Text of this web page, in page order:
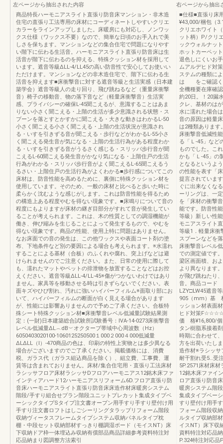
左ページから抽出された内容
商品特長ハーモニアスライト直張り防音床マンション・非木造
住宅の直張り工法専用の床材にコーディネートしやすいクリエ
カラーをラインアップしました。床暖房にも対応し、ノンワッ
クス仕様（ワックス不要）なので、簡単な日頃のお手入れで美
しさを保ちます。マンションなどの集合住宅で問題になりやす
い階下に伝わる生活音。ハーモニアスライト直張り防音床は生
活音が階下に伝わるのを抑える、特殊クッション材を採用して
います。遮音等級ΔLL-4/LL45の高い防音性で安心してお使いい
ただけます。マンションなどの非木造住宅で、階下に伝わる生
活音を抑えます■床衝撃音に対する遮音等級と生活実感（日本建
築学会）遮音等級人の走り回り、飛び跳ねるなど（重量床衝撃
音）椅子の移動音、物の落下音など（軽量床衝撃音）生活実
感、プライバシーの確保L-45聞こえるが、意識することはあま
りない小さく聞こえる・上階の生活が多少意識される状態・ス
プーンを落とすとかすかに聞こえる・大きな動きはわかるL-50
小さく聞こえる小さく聞こえる・上階の生活状況が意識され
る・いすを引きずる音が聞こえる・歩行などがわかるL-55小さ
く聞こえる発生音が気になる・上階の生活行為がある程度わか
る・いすを引きずる音がうるさく感じる・スリッパ歩行音が聞
こえるL-60聞こえる発生音がかなり気になる・上階住戸の生活
行為がわかる・スリッパ歩行音がよく聞こえるL-65聞こえるう
るさい・上階住戸の生活行為がよくわかる■歩行感についてこの
床材は、防音性能を高めるために、裏側に特殊クッション材を
使用しています。そのため、一般の床材と比べると歩いた時に
柔らかく沈むような感じがします。これは防音性能を得るため
の構造上ある程度やむを得ない現象です。■床鳴りについて音の
程度にもよりますが床材の継ぎ目部分がすれて音が発生してい
ることが考えられます。これは、木の性質としての調湿機能が
働き、伸び縮みを生じることによって発生するもので、やむを
得ない現象です。商品の性能、使用上特に問題はありません。
なお床面での音の発生は、この他ワックスや表面コート剤の塗
布、下地条件など別の要因による場合も考えられます。※水濡れ
することによる基材（合板）のふくれや腐れ、突上げなどは避
けられませんのでご注意ください。また、日常の使用に際して
も、濡れたマットやペットの排泄物を放置することなどはお控
えください。遮音等級ΔLL-4/LL-45※傷がつかないわけではあり
ません。家具等を移動させる時は引きずらないでください。表
面キズやひび割れ、汚れに強いハイパーフィルム※面取り部にお
いて、ハイパーフィルムの断面が白く見える場合があります
が、性能には影響ありませんので予めご了承ください。合板特
殊シート特殊クッション材■床衝撃音レベル低減量試験結果測
定：(一財)日本建築総合試験所試験番号：ⅣA-14-0273床衝撃音
レベル低減量ΔL︵dB︶オクターブ帯域中心周波数（Hz）
6050403020100-1060125250500１000２000４000低減量
ΔLΔLL（Ⅰ）-470商品の色は、印刷の特性上実物とは多少異なる
場合がございますのでご了承ください。掲載価格には、消費
税、ガラス代（ガラス組込商品を除く）、組立費、工事費、運
賃等は含まれておりません。床材/集合住宅用・直張り工法床材
ラシッサフロア床材ラシッサDフロアハーモニアス12銘木床ファ
インティアハード12ハーモニアスリフォーム6D.フロア直張り防
音床ハーモニアスライト直張り防音床床造作材床暖房システム
階段/手すり組合せプラン階段ユニットプレカット集成タイプベ
ーシックタイプSタイプ注文書オープン用手すり手すり壁付け用
手すり注文書ロフトはしごシーリングタラップリフォーム階段
収納ヴィータスフレームタイプシステム収納パネルタイプ枕
棚・中段セット収納部材すっきり棚調湿ボード（モイスNT）床
下収納ドア枠一体埋込み収納有償部品商品詳細参考資料特注対
応品納まり図調整方法索引
右ページから抽出
■仕様■直張り床
¥43,000/梱包（
クリエホワイト
ット柄）P/クリ
ックウォルナッ
ホットカーペッ
退色しにくいお
ムアルデヒド対
ステムの種類に
は をご確認く
全機種要在庫確
約20日。！20漏
クレ、基材のは
水に濡れた場合
音の原因は軽量
は2種類あります
床衝撃音低減性
る「Ｌ-45」など
ものでした。こ
かも「Ｌ-45」の
となるというよ
の性能を表す「
提言されていま
ぐに出来なくな
ーリングは、一
を「床材の衝撃
能です。防音性
等級）新しい性
モニアスライト
等級1．軽量床衝
スプーンなどを
床衝撃音レベル
での測定値です
梁区画面積、お
より異なります
が飛び跳ねたり
音。商品コード
LZY□LW45遮音
905（mm）基
ッション材表面
ヒド対策F☆☆☆☆
価 格¥16,800/
タン樹脂系接着
時期に合わせて
方を出荷いたし
造作材※ラシッサ
耐干割れ受5…受
5P.2571床材床
12銘木床ファイ
ロア直張り防音
暖房システム階
集成タイプベー
すり壁付け用手
フォーム階段収
ルタイプ収納部
イスNT）床下収
資料特注対応品
P.324特注対応品